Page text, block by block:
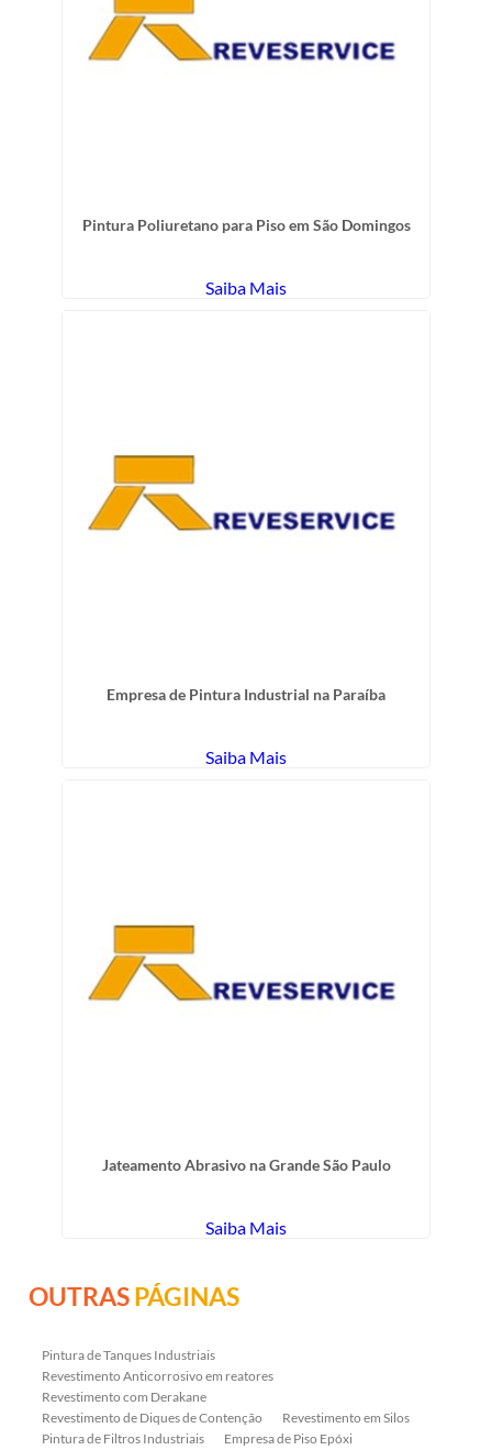
Pintura Poliuretano para Piso em São Domingos
Saiba Mais
Empresa de Pintura Industrial na Paraíba
Saiba Mais
Jateamento Abrasivo na Grande São Paulo
Saiba Mais
OUTRASPÁGINAS
Pintura de Tanques Industriais
Revestimento Anticorrosivo em reatores
Revestimento com Derakane
Revestimento de Diques de Contenção
Revestimento em Silos
Pintura de Filtros Industriais
Empresa de Piso Epóxi